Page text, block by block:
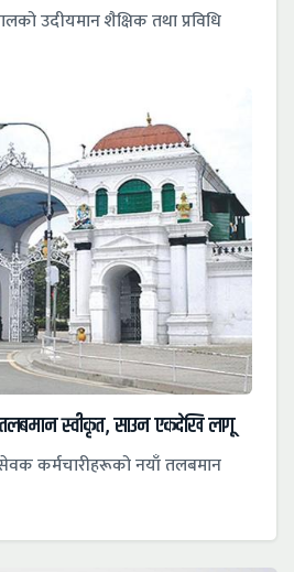
उदीयमान शैक्षिक तथा प्रविधि
तलबमान स्वीकृत, साउन एकदेखि लागू
कर्मचारीहरूको नयाँ तलबमान